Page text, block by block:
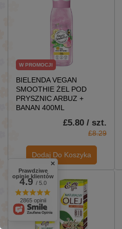
W PROMOCJI
BIELENDA VEGAN
SMOOTHIE ŻEL POD
PRYSZNIC ARBUZ +
BANAN 400ML
£5.80 / szt.
£8.29
Dodaj Do Koszyka
Prawdziwe
opinie klientów
4.9/ 5.0
2865 opinii